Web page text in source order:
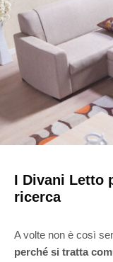
I Divani Letto
ricerca
A volte non è così
perché si tratta